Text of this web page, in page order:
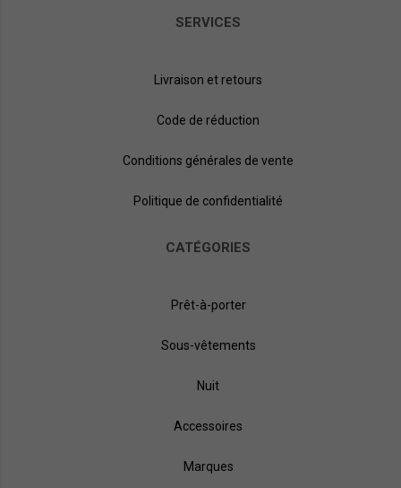
SERVICES
Livraison et retours
Code de réduction
Conditions générales de vente
Politique de confidentialité
CATÉGORIES
Prêt-à-porter
Sous-vêtements
Nuit
Accessoires
Marques